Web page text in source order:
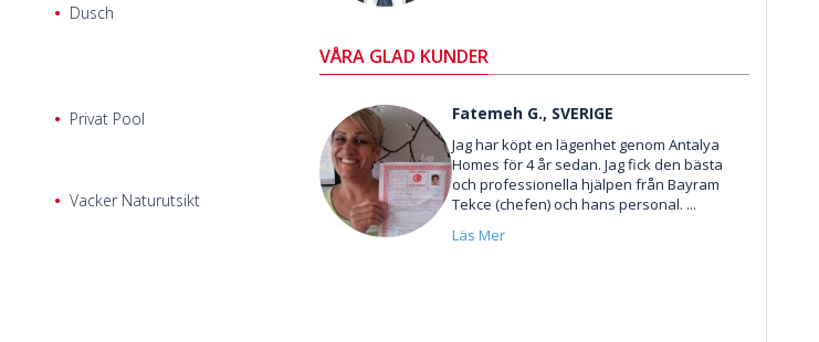
Dusch
Privat Pool
Vacker Naturutsikt
VÅRA GLAD KUNDER
Fatemeh G., SVERIGE
Jag har köpt en lägenhet genom Antalya
Homes för 4 år sedan. Jag fick den bästa
och professionella hjälpen från Bayram
Tekce (chefen) och hans personal. ...
Läs Mer